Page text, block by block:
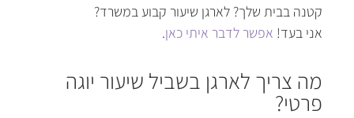
קטנה בבית שלך? לארגן שיעור קבוע במשרד?
אני בעד! אפשר לדבר איתי כאן.
מה צריך לארגן בשביל שיעור יוגה
פרטי?